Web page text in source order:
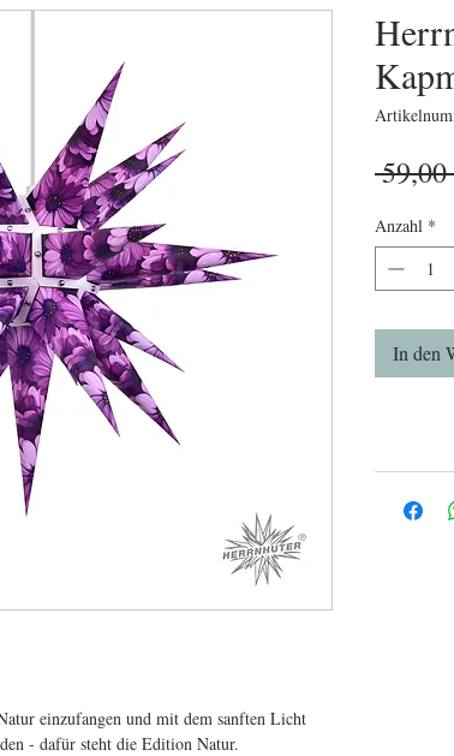
einzufangen und mit dem sanften Licht
- dafür steht die Edition Natur.
59,00
Anzahl *
In den